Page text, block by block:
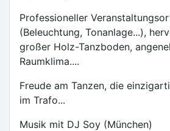
Professioneller
(Beleuchtung, Tonanlage...),
großer Holz-Tanzboden,
Raumklima....
Freude am Tanzen, die
im Trafo...
Musik mit DJ Soy (München)